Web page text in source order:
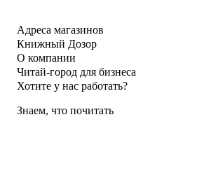
Адреса магазинов
Книжный Дозор
О компании
Читай-город для бизнеса
Хотите у нас работать?
Знаем, что почитать